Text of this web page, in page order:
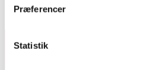
Præferencer
Statistik